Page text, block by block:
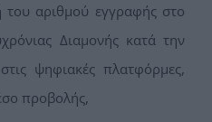
αριθμού εγγραφής στο
Διαμονής κατά την
ψηφιακές πλατφόρμες,
προβολής,